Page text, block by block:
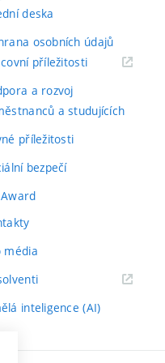
deska
osobních údajů
příležitosti(externí
a rozvoj
a studujících
příležitosti
bezpečí
Award
média
(externí
inteligence (AI)